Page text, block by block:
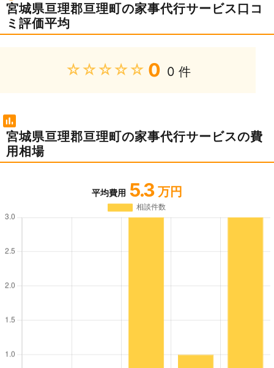
宮城県亘理郡亘理町の家事代行サービス口コ
ミ評価平均
★★★★★ 0 0 件
宮城県亘理郡亘理町の家事代行サービスの費
用相場
平均費用 5.3 万円